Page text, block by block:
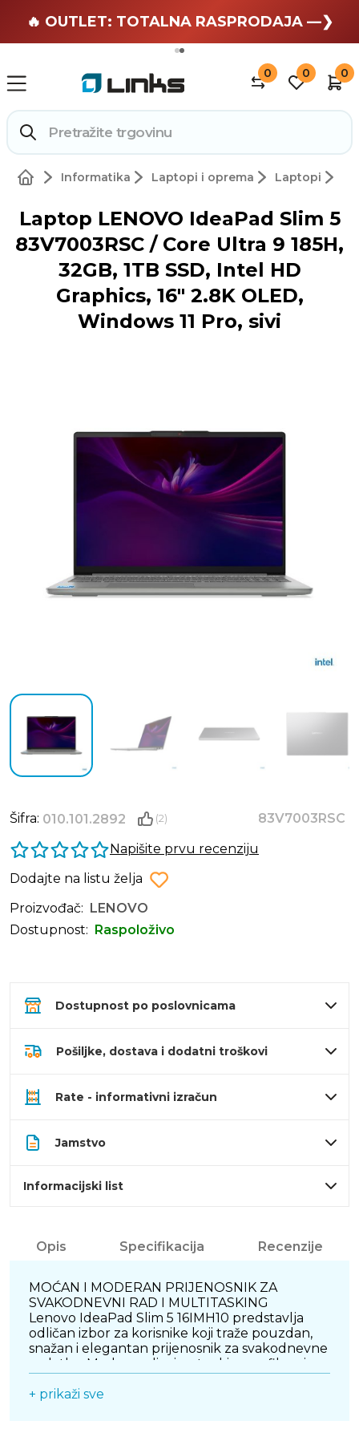
🏄 Zaslužuješ odmor —❯
🔥 OUTLET: TOTALNA RASPRODAJA —❯
0 0 0
Informatika Laptopi i oprema Laptopi
Laptop LENOVO IdeaPad Slim 5
83V7003RSC / Core Ultra 9 185H,
32GB, 1TB SSD, Intel HD
Graphics, 16" 2.8K OLED,
Windows 11 Pro, sivi
Šifra: 010.101.2892 (2)
83V7003RSC
Napišite prvu recenziju
Dodajte na listu želja
Proizvođač:
LENOVO
Dostupnost:
Raspoloživo
Dostupnost po poslovnicama
Pošiljke, dostava i dodatni troškovi
Rate - informativni izračun
Jamstvo
Informacijski list
Opis Specifikacija Recenzije
MOĆAN I MODERAN PRIJENOSNIK ZA
SVAKODNEVNI RAD I MULTITASKING
Lenovo IdeaPad Slim 5 16IMH10 predstavlja
odličan izbor za korisnike koji traže pouzdan,
snažan i elegantan prijenosnik za svakodnevne
zadatke. Moderan dizajn s tankim profilom i
izgled i dugotrajnost, dok istovremeno
+ prikaži sve